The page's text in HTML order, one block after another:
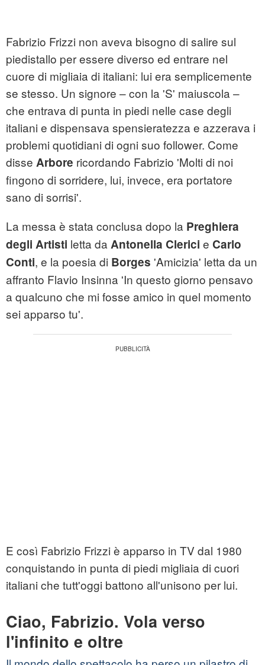
Fabrizio Frizzi non aveva bisogno di salire sul
piedistallo per essere diverso ed entrare nel
cuore di migliaia di italiani: lui era semplicemente
se stesso. Un signore – con la 'S' maiuscola –
che entrava di punta in piedi nelle case degli
italiani e dispensava spensieratezza e azzerava i
problemi quotidiani di ogni suo follower. Come
disse Arbore ricordando Fabrizio 'Molti di noi
fingono di sorridere, lui, invece, era portatore
sano di sorrisi'.
La messa è stata conclusa dopo la Preghiera
degli Artisti letta da Antonella Clerici e Carlo
Conti, e la poesia di Borges 'Amicizia' letta da un
affranto Flavio Insinna 'In questo giorno pensavo
a qualcuno che mi fosse amico in quel momento
sei apparso tu'.
E così Fabrizio Frizzi è apparso in TV dal 1980
conquistando in punta di piedi migliaia di cuori
italiani che tutt'oggi battono all'unisono per lui.
Ciao, Fabrizio. Vola verso
l'infinito e oltre